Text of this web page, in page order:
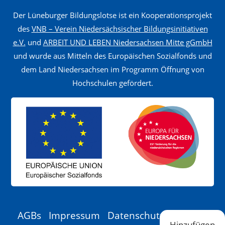
Der Lüneburger Bildungslotse ist ein Kooperationsprojekt
des VNB – Verein Niedersächsischer Bildungsinitiativen
e.V. und ARBEIT UND LEBEN Niedersachsen Mitte gGmbH
und wurde aus Mitteln des Europäischen Sozialfonds und
dem Land Niedersachsen im Programm Öffnung von
Hochschulen gefördert.
AGBs Impressum Datenschutzerklärung